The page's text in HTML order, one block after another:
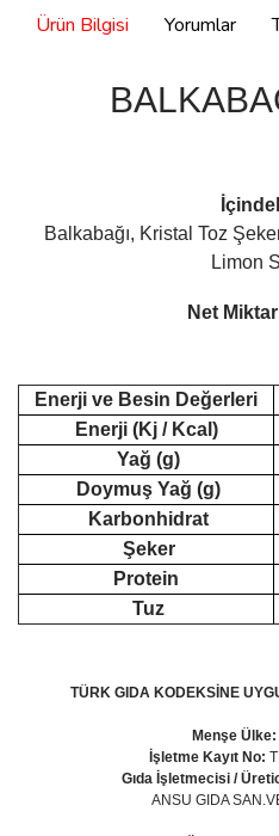
Ürün Bilgisi Yorumlar
Balkabağı, Kristal Toz
Limon
Net
Enerji ve Besin Değerleri
Enerji (Kj / Kcal)
Yağ (g)
Doymuş Yağ (g)
Karbonhidrat
Şeker
Protein
Tuz
TÜRK GIDA KODEKSİNE
Menşe Ülke:
İşletme Kayıt No:
Gıda İşletmecisi /
ANSU GIDA